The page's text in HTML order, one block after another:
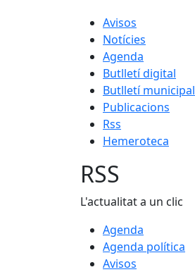
Avisos
Notícies
Agenda
Butlletí digital
Butlletí municipal
Publicacions
Rss
Hemeroteca
RSS
L'actualitat a un clic
Agenda
Agenda política
Avisos